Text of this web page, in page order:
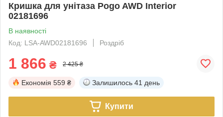
Кришка для унітаза Pogo AWD Interior
02181696
В наявності
Код: LSA-AWD02181696
Роздріб
1 866 ₴ 2 425 ₴
Економія 559 ₴ Залишилось 41 день
Купити